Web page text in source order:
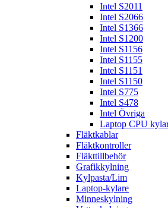
Intel S2011
Intel S2066
Intel S1366
Intel S1200
Intel S1156
Intel S1155
Intel S1151
Intel S1150
Intel S775
Intel S478
Intel Övriga
Laptop CPU
Fläktkablar
Fläktkontroller
Fläkttillbehör
Grafikkylning
Kylpasta/Lim
Laptop-kylare
Minneskylning